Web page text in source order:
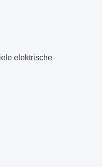
elektrische